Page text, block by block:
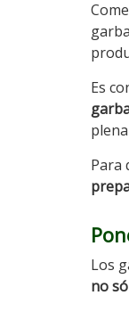
Es
Para
Los
no